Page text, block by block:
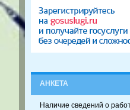
АНКЕТА
Наличие сведений о